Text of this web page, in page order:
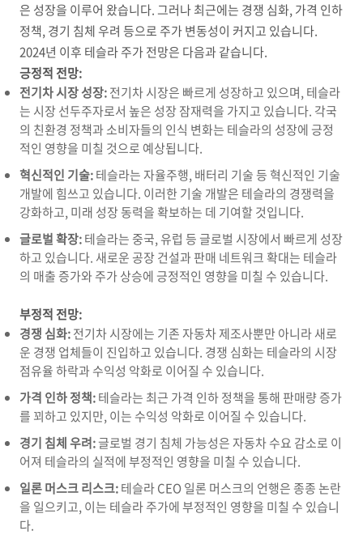
은 성장을 이루어 왔습니다. 그러나 최근에는 경쟁 심화, 가격 인하
정책, 경기 침체 우려 등으로 주가 변동성이 커지고 있습니다.
2024년 이후 테슬라 주가 전망은 다음과 같습니다.
긍정적 전망:
전기차 시장 성장:전기차 시장은 빠르게 성장하고 있으며, 테슬라
는 시장 선두주자로서 높은 성장 잠재력을 가지고 있습니다. 각국
의 친환경 정책과 소비자들의 인식 변화는 테슬라의 성장에 긍정
적인 영향을 미칠 것으로 예상됩니다.
혁신적인 기술:테슬라는 자율주행, 배터리 기술 등 혁신적인 기술
개발에 힘쓰고 있습니다. 이러한 기술 개발은 테슬라의 경쟁력을
강화하고, 미래 성장 동력을 확보하는 데 기여할 것입니다.
글로벌 확장:테슬라는 중국, 유럽 등 글로벌 시장에서 빠르게 성장
하고 있습니다. 새로운 공장 건설과 판매 네트워크 확대는 테슬라
의 매출 증가와 주가 상승에 긍정적인 영향을 미칠 수 있습니다.
부정적 전망:
경쟁 심화:전기차 시장에는 기존 자동차 제조사뿐만 아니라 새로
운 경쟁 업체들이 진입하고 있습니다. 경쟁 심화는 테슬라의 시장
점유율 하락과 수익성 악화로 이어질 수 있습니다.
가격 인하 정책:테슬라는 최근 가격 인하 정책을 통해 판매량 증가
를 꾀하고 있지만, 이는 수익성 악화로 이어질 수 있습니다.
경기 침체 우려:글로벌 경기 침체 가능성은 자동차 수요 감소로 이
어져 테슬라의 실적에 부정적인 영향을 미칠 수 있습니다.
일론 머스크 리스크:테슬라 CEO 일론 머스크의 언행은 종종 논란
을 일으키고, 이는 테슬라 주가에 부정적인 영향을 미칠 수 있습니
다.